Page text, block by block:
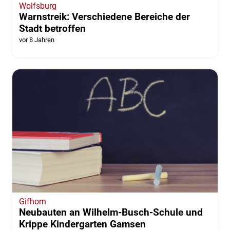
Wolfsburg
Warnstreik: Verschiedene Bereiche der
Stadt betroffen
vor 8 Jahren
Gifhorn
Neubauten an Wilhelm-Busch-Schule und
Krippe Kindergarten Gamsen